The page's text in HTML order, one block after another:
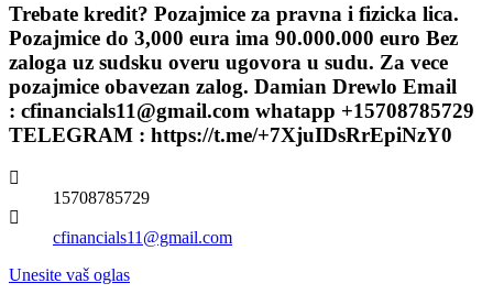
Trebate kredit? Pozajmice za pravna i fizicka lica.
Pozajmice do 3,000 eura ima 90.000.000 euro Bez
zaloga uz sudsku overu ugovora u sudu. Za vece
pozajmice obavezan zalog. Damian Drewlo Email
: cfinancials11@gmail.com whatapp +15708785729
TELEGRAM : https://t.me/+7XjuIDsRrEpiNzY0
15708785729
cfinancials11@gmail.com
Unesite vaš oglas